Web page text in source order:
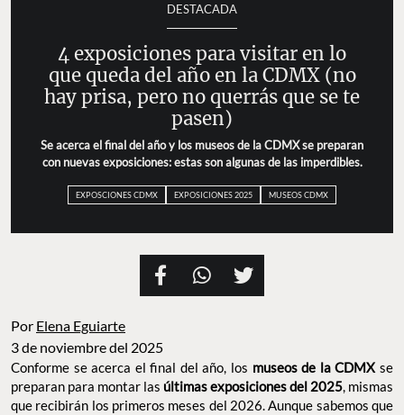
DESTACADA
4 exposiciones para visitar en lo
que queda del año en la CDMX (no
hay prisa, pero no querrás que se te
pasen)
Se acerca el final del año y los museos de la CDMX se preparan
con nuevas exposiciones: estas son algunas de las imperdibles.
EXPOSCIONES CDMX EXPOSICIONES 2025 MUSEOS CDMX
Por Elena Eguiarte
3 de noviembre del 2025
Conforme se acerca el final del año, los museos de la CDMX se
preparan para montar las últimas exposiciones del 2025, mismas
que recibirán los primeros meses del 2026. Aunque sabemos que